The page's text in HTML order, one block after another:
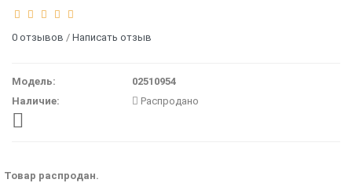
0 отзывов / Написать отзыв
Модель:
02510954
Наличие:
Распродано
Товар распродан.